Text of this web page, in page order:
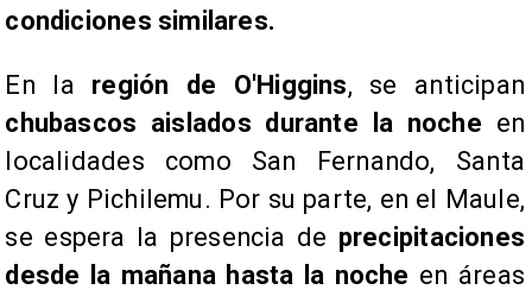
condiciones similares.
​En la región de O'Higgins, se anticipan
chubascos aislados durante la noche en
localidades como San Fernando, Santa
Cruz y Pichilemu. Por su parte, en el Maule,
se espera la presencia de precipitaciones
desde la mañana hasta la noche en áreas